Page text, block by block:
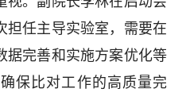
担任主导实验室，需要在
据完善和实施方案优化等
保比对工作的高质量完